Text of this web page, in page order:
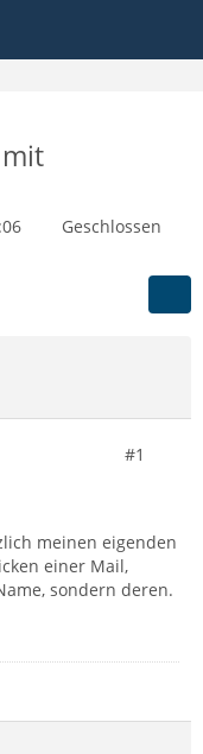
Geschlossen
#1
meinen eigenden
einer Mail,
sondern deren.